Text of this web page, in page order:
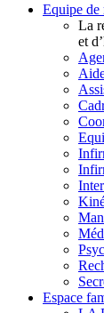
Equipe de
La
et
Espace